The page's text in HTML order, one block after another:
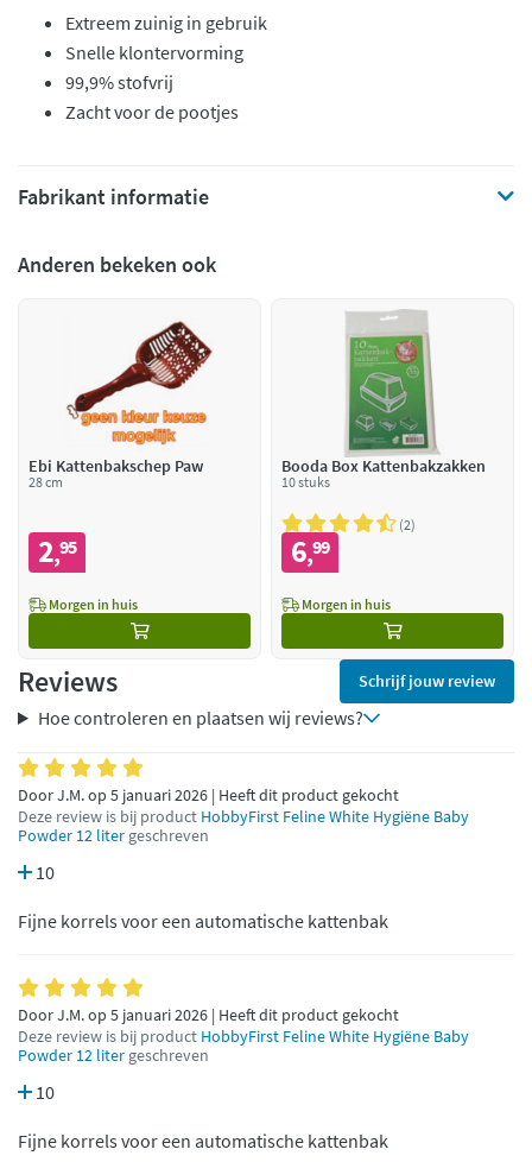
Extreem zuinig in gebruik
Snelle klontervorming
99,9% stofvrij
Zacht voor de pootjes
Fabrikant informatie
Anderen bekeken ook
Ebi Kattenbakschep Paw
28 cm
2,95
Morgen in huis
Booda Box Kattenbakzakken
10 stuks
2
6,99
Morgen in huis
Reviews Schrijf jouw review
Hoe controleren en plaatsen wij reviews?
Door J.M. op 5 januari 2026 | Heeft dit product gekocht
Deze review is bij product HobbyFirst Feline White Hygiëne Baby
Powder 12 liter geschreven
10
Fijne korrels voor een automatische kattenbak
Door J.M. op 5 januari 2026 | Heeft dit product gekocht
Deze review is bij product HobbyFirst Feline White Hygiëne Baby
Powder 12 liter geschreven
10
Fijne korrels voor een automatische kattenbak